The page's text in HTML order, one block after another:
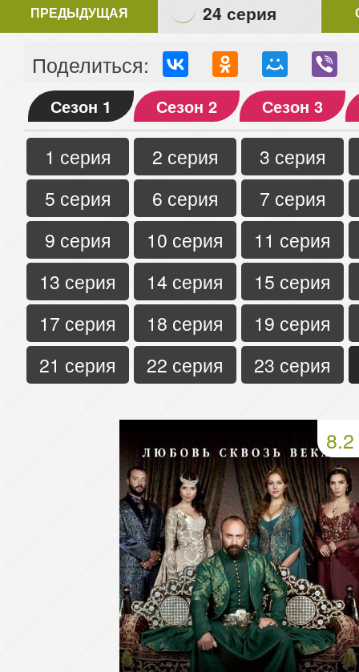
ПРЕДЫДУЩАЯ 24 серия
Поделиться:
Сезон 1 Сезон 2 Сезон 3
1 серия 2 серия
3 серия
5 серия
6 серия
7 серия
9 серия
10 серия
11 серия
13 серия
14 серия
15 серия
17 серия
18 серия
19 серия
21 серия
22 серия 23 серия
8.2